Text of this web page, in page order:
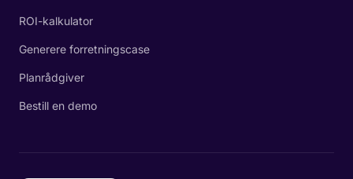
ROI-kalkulator
Generere forretningscase
Planrådgiver
Bestill en demo